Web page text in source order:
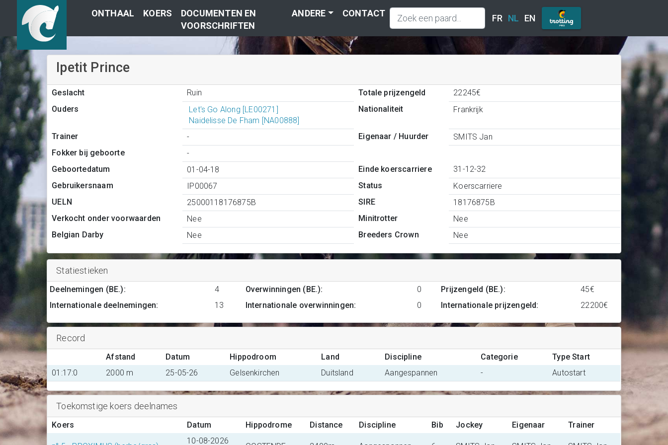
ONTHAAL KOERS
DOCUMENTEN EN
VOORSCHRIFTEN
ANDERE CONTACT FR NL EN
Ipetit Prince
Geslacht Ruin Totale prijzengeld
22245€
Ouders
Let's Go Along [LE00271]
Naidelisse De Fham [NA00888]
Nationaliteit Frankrijk
Trainer - Eigenaar / Huurder
SMITS Jan
Fokker bij geboorte
-
Geboortedatum
01-04-18 Einde koerscarriere
31-12-32
Gebruikersnaam
IP00067 Status
Koerscarriere
UELN
25000118176875B SIRE
18176875B
Verkocht onder voorwaarden
Nee Minitrotter
Nee
Belgian Darby
Nee Breeders Crown Nee
Statiestieken
Deelnemingen (BE.):
4
Internationale deelnemingen: 13
Overwinningen (BE.):
0
Internationale overwinningen: 0
Prijzengeld (BE.):
45€
Internationale prijzengeld: 22200€
Record
Afstand Datum Hippodroom Land Discipline Categorie
Type Start
01:17:0
2000 m 25-05-26 Gelsenkirchen Duitsland Aangespannen - Autostart
Toekomstige koers deelnames
Koers Datum Hippodrome Distance Discipline Bib Jockey Eigenaar Trainer
10-08-2026